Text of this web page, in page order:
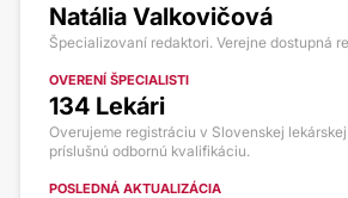
Natália Valkovičová
Špecializovaní redaktori. Verejne dostupná
OVERENÍ ŠPECIALISTI
134 Lekári
Overujeme registráciu v Slovenskej
príslušnú odbornú kvalifikáciu.
POSLEDNÁ AKTUALIZÁCIA